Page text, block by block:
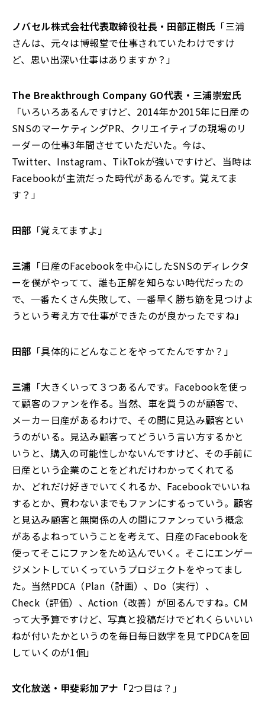
ノバセル株式会社代表取締役社長・田部正樹氏 「三浦
さんは、元々は博報堂で仕事されていたわけですけ
ど、思い出深い仕事はありますか？」
The Breakthrough Company GO代表・三浦崇宏氏
「いろいろあるんですけど、2014年か2015年に日産の
SNSのマーケティングPR、クリエイティブの現場のリ
ーダーの仕事3年間させていただいた。今は、
Twitter、Instagram、TikTokが強いですけど、当時は
Facebookが主流だった時代があるんです。覚えてま
す？」
田部 「覚えてますよ」
三浦 「日産のFacebookを中心にしたSNSのディレクタ
ーを僕がやってて、誰も正解を知らない時代だったの
で、一番たくさん失敗して、一番早く勝ち筋を見つけよ
うという考え方で仕事ができたのが良かったですね」
田部 「具体的にどんなことをやってたんですか？」
三浦 「大きくいって３つあるんです。Facebookを使っ
て顧客のファンを作る。当然、車を買うのが顧客で、
メーカー日産があるわけで、その間に見込み顧客とい
うのがいる。見込み顧客ってどういう言い方するかと
いうと、購入の可能性しかないんですけど、その手前に
日産という企業のことをどれだけわかってくれてる
か、どれだけ好きでいてくれるか、Facebookでいいね
するとか、買わないまでもファンにするっていう。顧客
と見込み顧客と無関係の人の間にファンっていう概念
があるよねっていうことを考えて、日産のFacebookを
使ってそこにファンをため込んでいく。そこにエンゲー
ジメントしていくっていうプロジェクトをやってまし
た。当然PDCA（Plan（計画）、Do（実行）、
Check（評価）、Action（改善）が回るんですね。CM
って大予算ですけど、写真と投稿だけでどれくらいいい
ねが付いたかというのを毎日毎日数字を見てPDCAを回
していくのが1個」
文化放送・甲斐彩加アナ 「2つ目は？」